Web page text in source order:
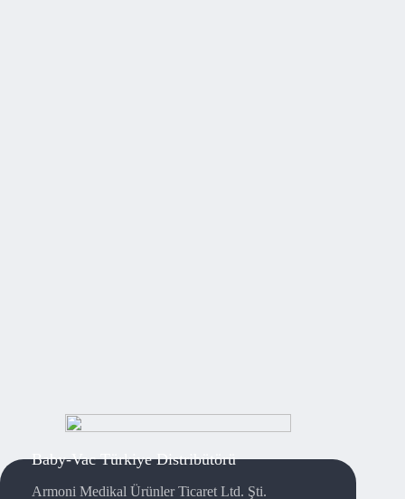
Baby-Vac Türkiye Distribütörü
Armoni Medikal Ürünler Ticaret Ltd. Şti.